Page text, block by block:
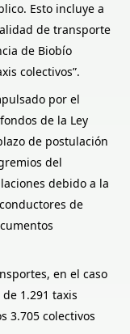
Esto incluye a
de transporte
de Biobío
colectivos”.
por el
de la Ley
de postulación
del
debido a la
de
en el caso
1.291 taxis
3.705 colectivos